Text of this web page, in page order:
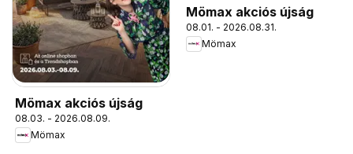
Mömax akciós újság
08.03. - 2026.08.09.
Mömax
Mömax akciós újság
08.01. - 2026.08.31.
Mömax